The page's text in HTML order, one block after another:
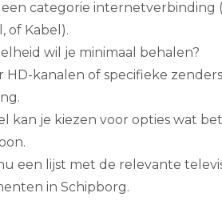
een categorie internetverbinding
of Kabel).
wil je minimaal behalen?
HD-kanalen of specifieke
kan je kiezen voor opties wat
een lijst met de relevante
in Schipborg.